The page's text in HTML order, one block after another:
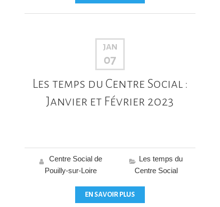
JAN
07
Les temps du Centre Social :
Janvier et Février 2023
Centre Social de
Pouilly-sur-Loire
Les temps du
Centre Social
EN SAVOIR PLUS